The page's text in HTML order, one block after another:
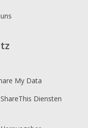
My Data
Diensten